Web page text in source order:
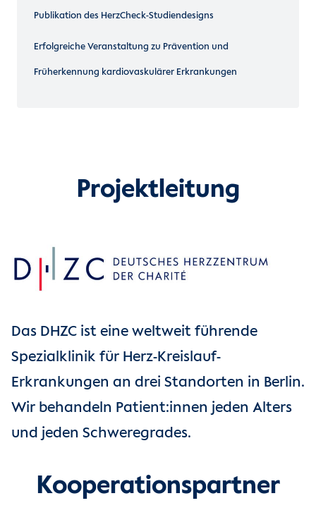
Publikation des HerzCheck-Studiendesigns
Erfolgreiche Veranstaltung zu Prävention und
Früherkennung kardiovaskulärer Erkrankungen
Projektleitung
Das DHZC ist eine weltweit führende
Spezialklinik für Herz-Kreislauf-
Erkrankungen an drei Standorten in Berlin.
Wir behandeln Patient:innen jeden Alters
und jeden Schweregrades.
Kooperationspartner